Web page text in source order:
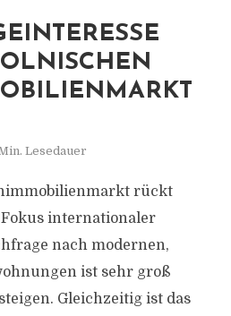
Lesedauer
rückt
internationaler
nach modernen,
ist sehr groß
Gleichzeitig ist das